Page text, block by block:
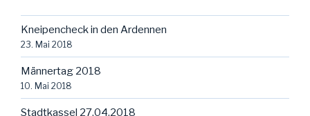
Kneipencheck in den Ardennen
23. Mai 2018
Männertag 2018
10. Mai 2018
Stadtkassel 27.04.2018